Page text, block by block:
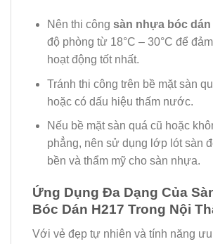
Nên thi công sàn nhựa bóc dán
độ phòng từ 18°C – 30°C để
hoạt động tốt nhất.
Tránh thi công trên bề mặt sàn
hoặc có dấu hiệu thấm nước.
Nếu bề mặt sàn quá cũ hoặc
phẳng, nên sử dụng lớp lót sàn
bền và thẩm mỹ cho sàn nhựa.
Ứng Dụng Đa Dạng Của
Bóc Dán H217 Trong Nội
Với vẻ đẹp tự nhiên và tính năng